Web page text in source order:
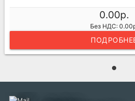
0.00р.
Без НДС: